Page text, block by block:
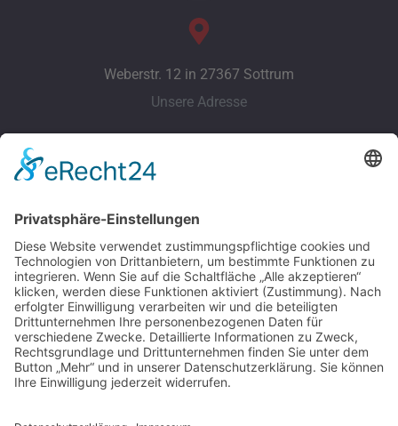
Weberstr. 12 in 27367 Sottrum
Unsere Adresse
Unsere E-Mail
Telefon: +49 (0) 4264 - 50 60 218
Unser Telefon